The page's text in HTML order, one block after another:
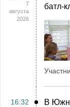
7
августа
2026
батл-
16:32
В